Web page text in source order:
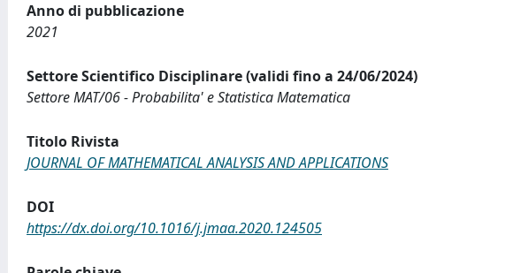
Anno di pubblicazione
2021
Settore Scientifico Disciplinare (validi fino a 24/06/2024)
Settore MAT/06 - Probabilita' e Statistica Matematica
Titolo Rivista
JOURNAL OF MATHEMATICAL ANALYSIS AND APPLICATIONS
DOI
https://dx.doi.org/10.1016/j.jmaa.2020.124505